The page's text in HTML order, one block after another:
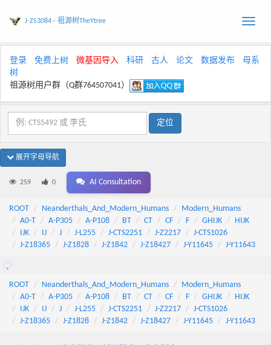
Toggle
J-ZS3084 - 祖源树TheYtree
登录 免费上树 微基因导入 科研 古人 论文 数据发布
母系
树
祖源树用户群（Q群764507041）
展开字母导航
259 0 AI Consultation
ROOT Neanderthals_And_Modern_Humans
Modern_Humans
A0-T
A-P305 A-P108 BT CT CF F GHIJK
HIJK
IJK
IJ J J-L255 J-CTS2251 J-Z2217
J-CTS1026
J-Z18365
J-Z1828 J-Z1842 J-Z18427 J-Y11645 J-Y11643
ROOT Neanderthals_And_Modern_Humans
Modern_Humans
A0-T
A-P305 A-P108 BT CT CF F GHIJK
HIJK
IJK
IJ J J-L255 J-CTS2251 J-Z2217
J-CTS1026
J-Z18365
J-Z1828 J-Z1842 J-Z18427 J-Y11645 J-Y11643